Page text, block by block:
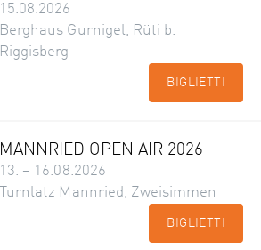
15.08.2026
Berghaus Gurnigel, Rüti b.
Riggisberg
BIGLIETTI
MANNRIED OPEN AIR 2026
13. – 16.08.2026
Turnlatz Mannried, Zweisimmen
BIGLIETTI